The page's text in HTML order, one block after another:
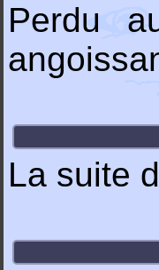
Perdu
La suite